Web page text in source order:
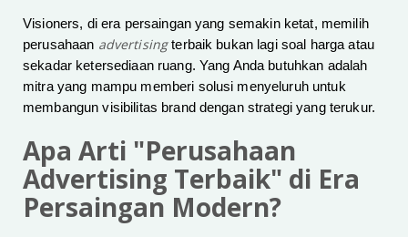
Visioners, di era persaingan yang semakin ketat, memilih
perusahaan advertisingterbaik bukan lagi soal harga atau
sekadar ketersediaan ruang. Yang Anda butuhkan adalah
mitra yang mampu memberi solusi menyeluruh untuk
membangun visibilitas brand dengan strategi yang terukur.
Apa Arti "Perusahaan
Advertising Terbaik" di Era
Persaingan Modern?